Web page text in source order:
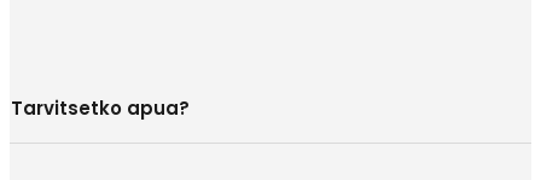
Tarvitsetko apua?